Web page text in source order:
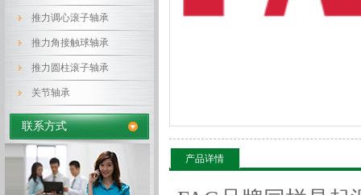
推力调心滚子轴承
推力角接触球轴承
推力圆柱滚子轴承
关节轴承
联系方式
产品详情